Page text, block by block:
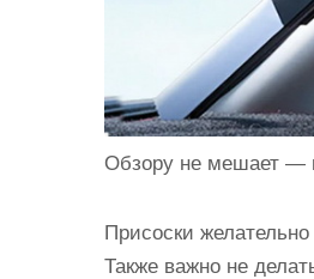
Обзору не мешает —
Присоски
Также важно не